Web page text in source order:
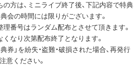
の方は、ミニライブ終了後、下記内容で特典
会の時間には限りがございます。
理番号はランダム配布とさせて頂きます。
くなり次第配布終了となります。
券」を紛失・盗難・破損された場合、再発行
意ください。